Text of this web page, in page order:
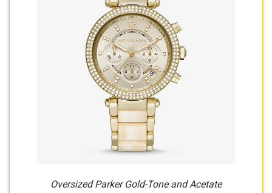
Oversized Parker Gold-Tone and Acetate